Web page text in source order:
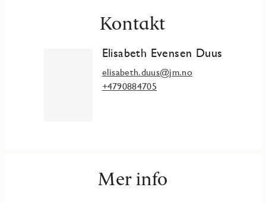
Kontakt
Elisabeth Evensen Duus
elisabeth.duus@jm.no
+4790884705
Mer info